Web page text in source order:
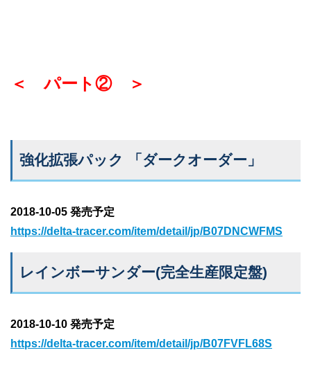
＜ パート② ＞
強化拡張パック 「ダークオーダー」
2018-10-05 発売予定
https://delta-tracer.com/item/detail/jp/B07DNCWFMS
レインボーサンダー(完全生産限定盤)
2018-10-10 発売予定
https://delta-tracer.com/item/detail/jp/B07FVFL68S